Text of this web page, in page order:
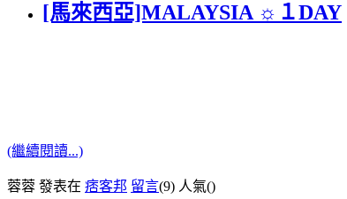
[馬來西亞]MALAYSIA ☼１DAY
(繼續閱讀...)
蓉蓉 發表在 痞客邦 留言(9) 人氣()